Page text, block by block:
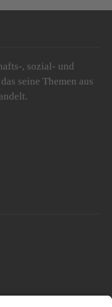
, sozial- und
seine Themen aus